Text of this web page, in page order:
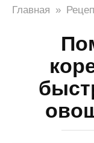
Главная »